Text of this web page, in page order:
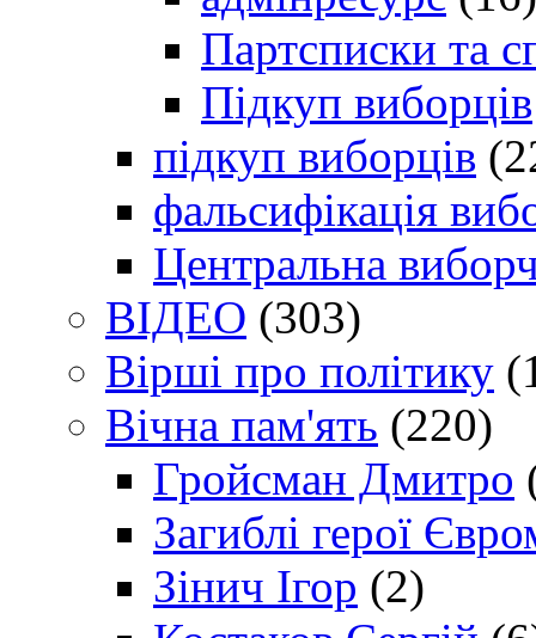
Партсписки та
Підкуп виборців
підкуп виборців
фальсифікація
Центральна
ВІДЕО (303)
Вірші про політику
Вічна пам'ять (220)
Гройсман Дмитро
Загиблі герої
Зінич Ігор (2)